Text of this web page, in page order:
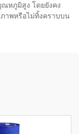
หภูมิสูง โดยยังคง
าพหรือไม่ทิ้งคราบบน